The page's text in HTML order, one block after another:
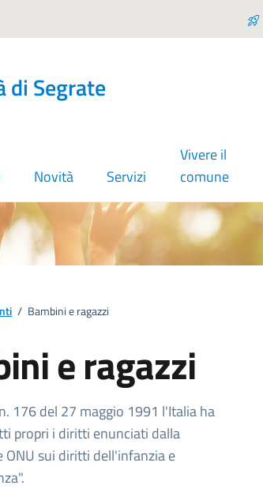
di Segrate
Novità Servizi
Vivere il
comune
/ Bambini e ragazzi
e ragazzi
dell'argomento
176 del 27 maggio 1991 l'Italia ha
propri i diritti enunciati dalla
ONU sui diritti dell'infanzia e